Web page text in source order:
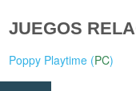
JUEGOS
Poppy Playtime (PC)